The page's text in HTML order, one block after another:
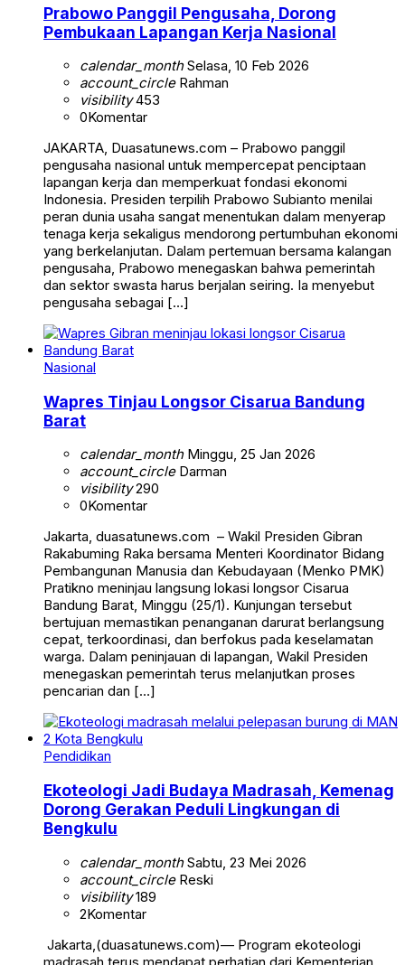
Prabowo Panggil Pengusaha, Dorong
Pembukaan Lapangan Kerja Nasional
calendar_monthSelasa, 10 Feb 2026
account_circleRahman
visibility453
0Komentar
JAKARTA, Duasatunews.com – Prabowo panggil
pengusaha nasional untuk mempercepat penciptaan
lapangan kerja dan memperkuat fondasi ekonomi
Indonesia. Presiden terpilih Prabowo Subianto menilai
peran dunia usaha sangat menentukan dalam menyerap
tenaga kerja sekaligus mendorong pertumbuhan ekonomi
yang berkelanjutan. Dalam pertemuan bersama kalangan
pengusaha, Prabowo menegaskan bahwa pemerintah
dan sektor swasta harus berjalan seiring. Ia menyebut
pengusaha sebagai […]
Nasional
Wapres Tinjau Longsor Cisarua Bandung
Barat
calendar_monthMinggu, 25 Jan 2026
account_circleDarman
visibility290
0Komentar
Jakarta, duasatunews.com – Wakil Presiden Gibran
Rakabuming Raka bersama Menteri Koordinator Bidang
Pembangunan Manusia dan Kebudayaan (Menko PMK)
Pratikno meninjau langsung lokasi longsor Cisarua
Bandung Barat, Minggu (25/1). Kunjungan tersebut
bertujuan memastikan penanganan darurat berlangsung
cepat, terkoordinasi, dan berfokus pada keselamatan
warga. Dalam peninjauan di lapangan, Wakil Presiden
menegaskan pemerintah terus melanjutkan proses
pencarian dan […]
Pendidikan
Ekoteologi Jadi Budaya Madrasah, Kemenag
Dorong Gerakan Peduli Lingkungan di
Bengkulu
calendar_monthSabtu, 23 Mei 2026
account_circleReski
visibility189
2Komentar
Jakarta,(duasatunews.com)— Program ekoteologi
madrasah terus mendapat perhatian dari Kementerian